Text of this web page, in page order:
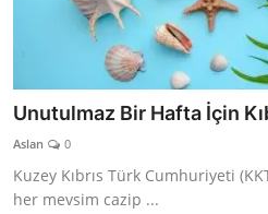
Unutulmaz Bir Hafta İçin
Aslan 0
Kuzey Kıbrıs Türk Cumhuriyeti
her mevsim cazip ...